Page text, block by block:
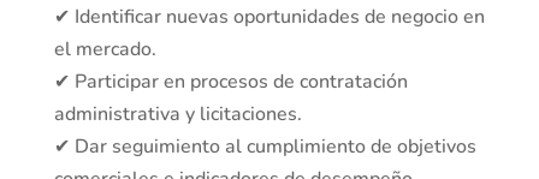
✔ Identificar nuevas oportunidades de negocio en
el mercado.
✔ Participar en procesos de contratación
administrativa y licitaciones.
✔ Dar seguimiento al cumplimiento de objetivos